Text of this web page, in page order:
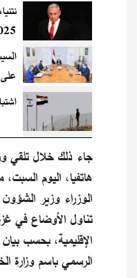
جاء ذلك خلال تلقي
هاتفيا، اليوم
الوزراء وزير الشؤون
تناول الأوضاع في
الإقليمية، بحسب
الرسمي باسم وزارة